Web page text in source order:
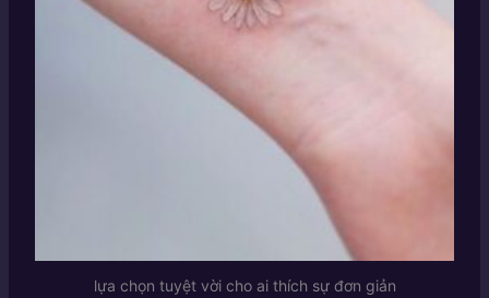
lựa chọn tuyệt vời cho ai thích sự đơn giản